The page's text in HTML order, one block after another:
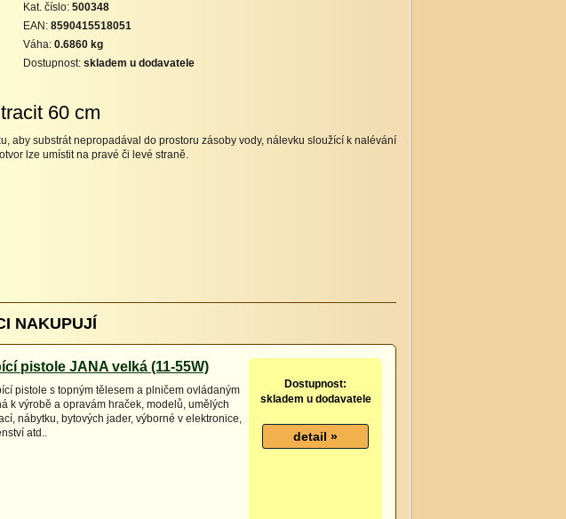
Kat. číslo: 500348
EAN: 8590415518051
Váha: 0.6860 kg
Dostupnost: skladem u dodavatele
60 cm
aby substrát nepropadával do prostoru zásoby vody, nálevku sloužící k nalévání
lze umístit na pravé či levé straně.
NAKUPUJÍ
pistole JANA velká (11-55W)
pistole s topným tělesem a plničem ovládaným
k výrobě a opravám hraček, modelů, umělých
nábytku, bytových jader, výborné v elektronice,
atd..
Dostupnost:
skladem u dodavatele